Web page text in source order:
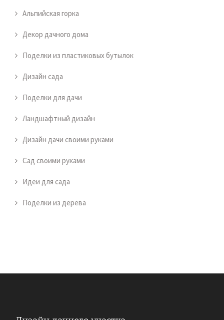
Альпийская горка
Декор дачного дома
Поделки из пластиковых бутылок
Дизайн сада
Поделки для дачи
Ландшафтный дизайн
Дизайн дачи своими руками
Сад своими руками
Идеи для сада
Поделки из дерева